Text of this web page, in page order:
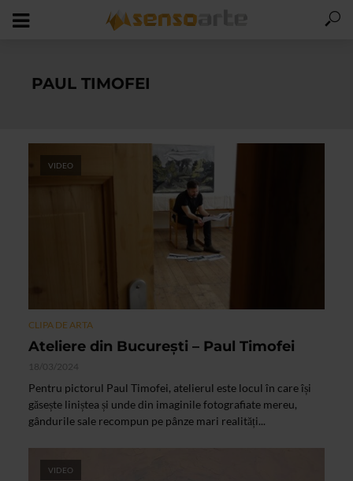
PAUL TIMOFEI
VIDEO
CLIPA DE ARTA
Ateliere din București – Paul Timofei
18/03/2024
Pentru pictorul Paul Timofei, atelierul este locul în care își
găsește liniștea și unde din imaginile fotografiate mereu,
gândurile sale recompun pe pânze mari realități...
VIDEO